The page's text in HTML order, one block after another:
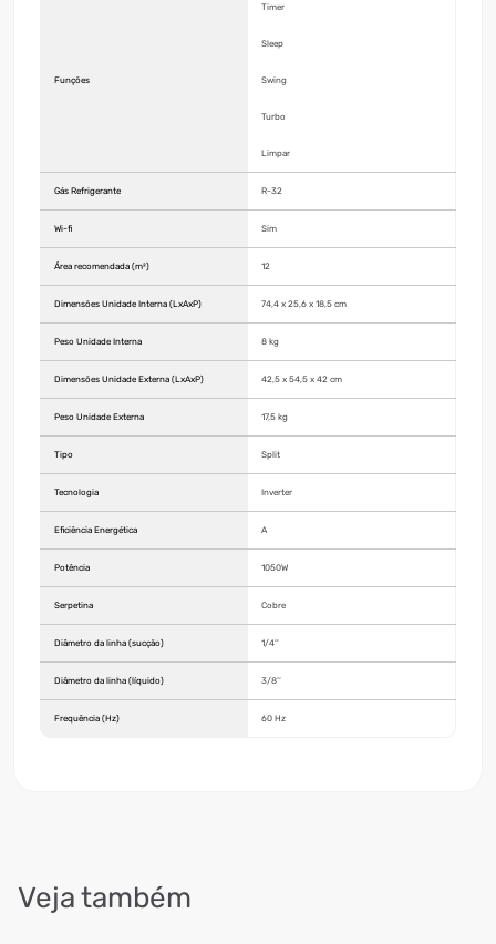
Funções
Timer
Sleep
Swing
Turbo
Limpar
Gás Refrigerante R-32
Wi-fi Sim
Área recomendada (m²) 12
Dimensões Unidade Interna (LxAxP) 74,4 x 25,6 x 18,5 cm
Peso Unidade Interna 8 kg
Dimensões Unidade Externa (LxAxP) 42,5 x 54,5 x 42 cm
Peso Unidade Externa 17,5 kg
Tipo Split
Tecnologia Inverter
Eficiência Energética A
Potência 1050W
Serpetina Cobre
Diâmetro da linha (sucção) 1/4''
Diâmetro da linha (líquido) 3/8’’
Frequência (Hz) 60 Hz
Veja também